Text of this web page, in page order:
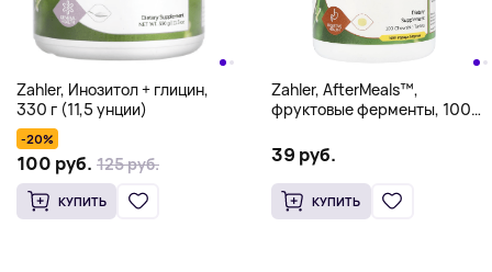
Zahler, Инозитол + глицин,
330 г (11,5 унции)
-20%
100 руб. 125 руб.
КУПИТЬ
Zahler, AfterMeals™,
фруктовые ферменты, 100
39 руб.
КУПИТЬ